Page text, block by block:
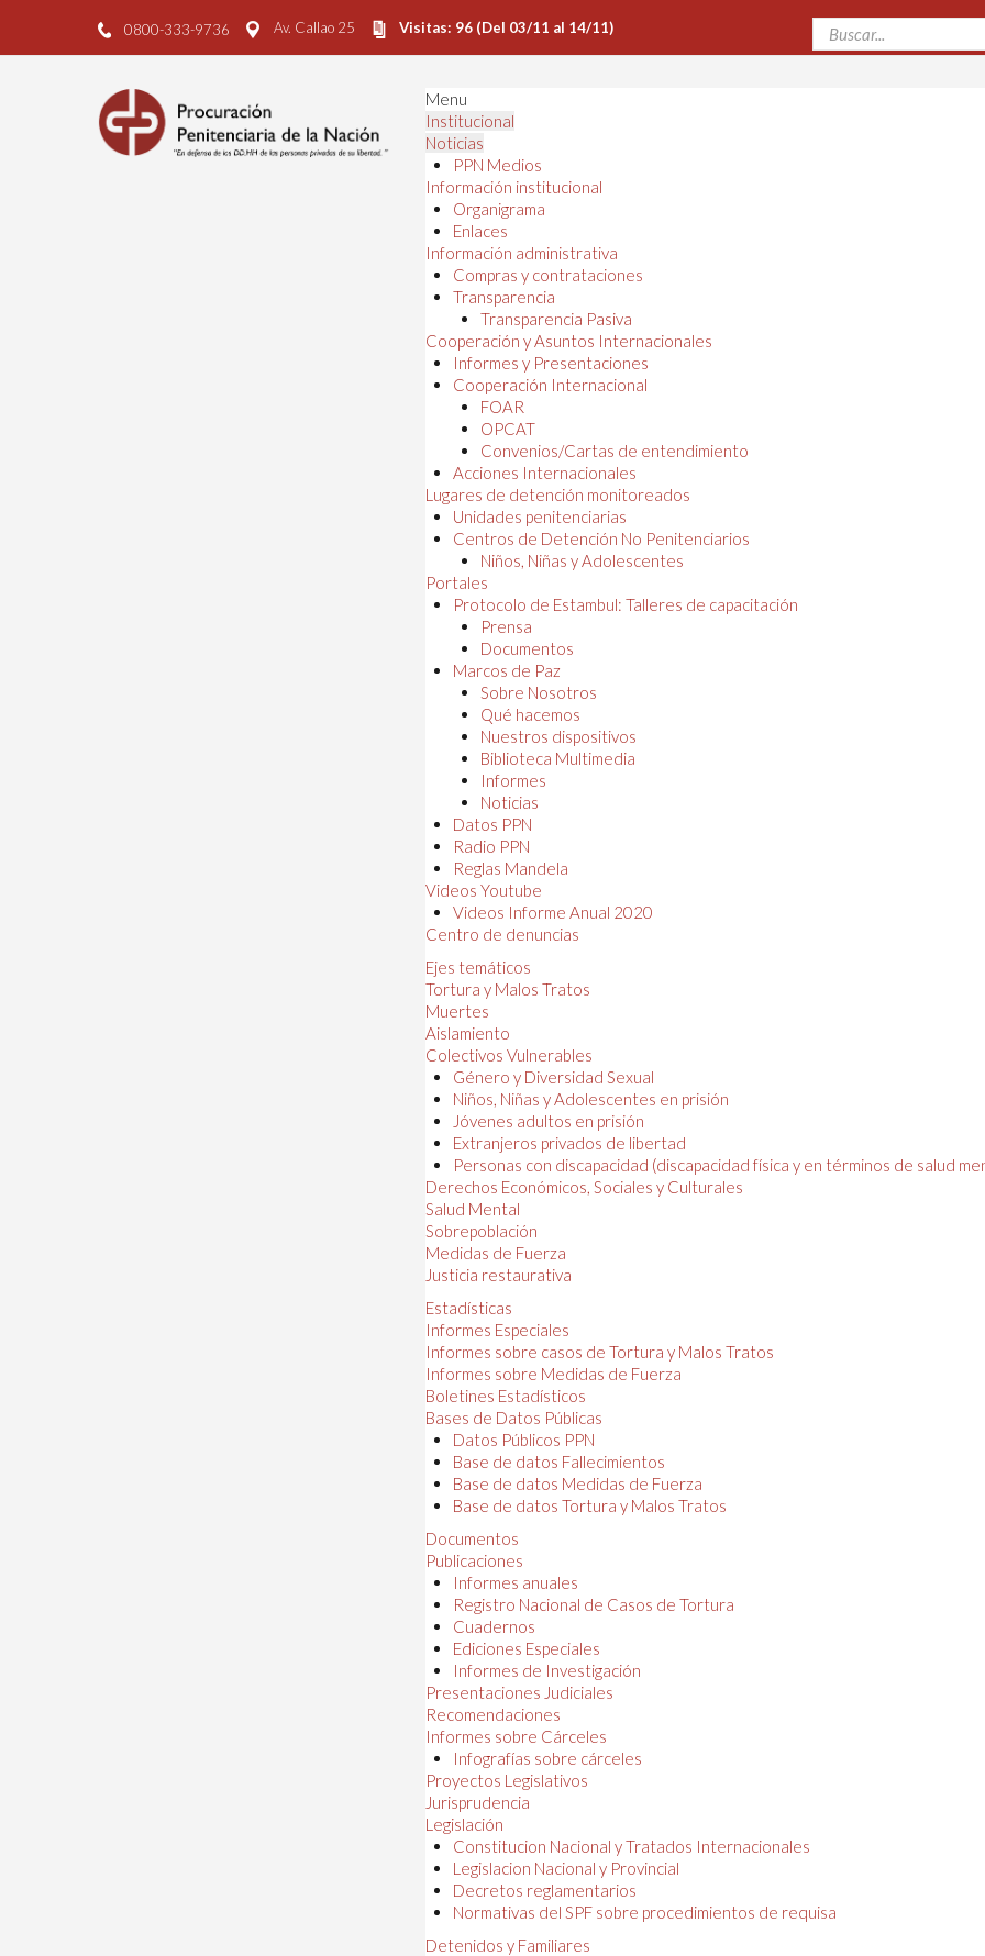
0800-333-9736 Av. Callao 25 Visitas: 96 (Del 03/11 al 14/11)
Menu
Institucional
Noticias
PPN Medios
Información institucional
Organigrama
Enlaces
Información administrativa
Compras y contrataciones
Transparencia
Transparencia Pasiva
Cooperación y Asuntos Internacionales
Informes y Presentaciones
Cooperación Internacional
FOAR
OPCAT
Convenios/Cartas de entendimiento
Acciones Internacionales
Lugares de detención monitoreados
Unidades penitenciarias
Centros de Detención No Penitenciarios
Niños, Niñas y Adolescentes
Portales
Protocolo de Estambul: Talleres de capacitación
Prensa
Documentos
Marcos de Paz
Sobre Nosotros
Qué hacemos
Nuestros dispositivos
Biblioteca Multimedia
Informes
Noticias
Datos PPN
Radio PPN
Reglas Mandela
Videos Youtube
Videos Informe Anual 2020
Centro de denuncias
Ejes temáticos
Tortura y Malos Tratos
Muertes
Aislamiento
Colectivos Vulnerables
Género y Diversidad Sexual
Niños, Niñas y Adolescentes en prisión
Jóvenes adultos en prisión
Extranjeros privados de libertad
Personas con discapacidad (discapacidad física y en términos de salud
Derechos Económicos, Sociales y Culturales
Salud Mental
Sobrepoblación
Medidas de Fuerza
Justicia restaurativa
Estadísticas
Informes Especiales
Informes sobre casos de Tortura y Malos Tratos
Informes sobre Medidas de Fuerza
Boletines Estadísticos
Bases de Datos Públicas
Datos Públicos PPN
Base de datos Fallecimientos
Base de datos Medidas de Fuerza
Base de datos Tortura y Malos Tratos
Documentos
Publicaciones
Informes anuales
Registro Nacional de Casos de Tortura
Cuadernos
Ediciones Especiales
Informes de Investigación
Presentaciones Judiciales
Recomendaciones
Informes sobre Cárceles
Infografías sobre cárceles
Proyectos Legislativos
Jurisprudencia
Legislación
Constitucion Nacional y Tratados Internacionales
Legislacion Nacional y Provincial
Decretos reglamentarios
Normativas del SPF sobre procedimientos de requisa
Detenidos y Familiares